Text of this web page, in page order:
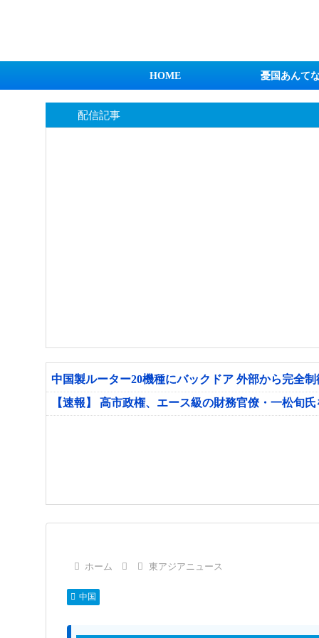
HOME 憂国あんて
配信記事
中国製ルーター20機種にバックドア 外部から完全
【速報】 高市政権、エース級の財務官僚・一松旬
ホーム 東アジアニュース
中国